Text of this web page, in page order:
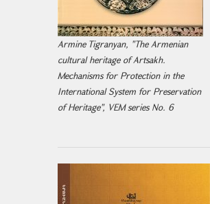
Armine Tigranyan, "The Armenian
cultural heritage of Artsakh.
Mechanisms for Protection in the
International System for Preservation
of Heritage", VEM series No. 6